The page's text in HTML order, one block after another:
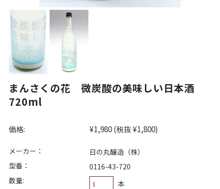
まんさくの花 微炭酸の美味しい日本酒
720ml
価格: ¥1,980(税抜 ¥1,800)
メーカー：
日の丸醸造（株）
型番：
0116-43-720
数量:
本